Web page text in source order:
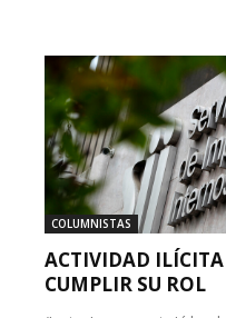
COLUMNISTAS
ACTIVIDAD
CUMPLIR SU ROL